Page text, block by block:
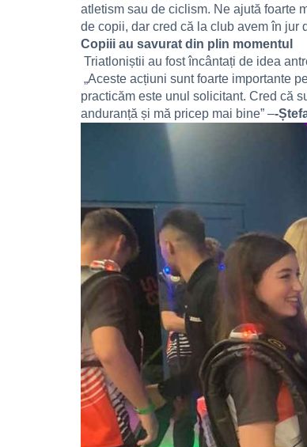
atletism sau de ciclism. Ne ajută foarte
de copii, dar cred că la club avem în jur
Copiii au savurat din plin momentul
Triatloniștii au fost încântați de idea
„Aceste acțiuni sunt foarte importante
practicăm este unul solicitant. Cred că
anduranță și mă pricep mai bine” –-